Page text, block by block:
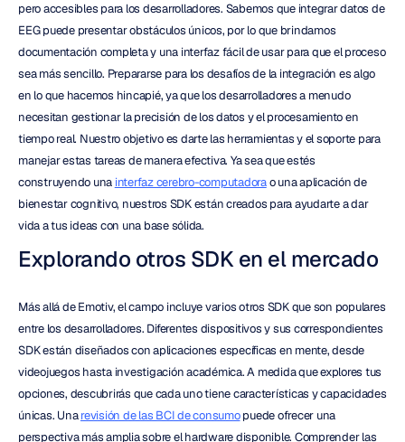
pero accesibles para los desarrolladores. Sabemos que integrar datos de
EEG puede presentar obstáculos únicos, por lo que brindamos
documentación completa y una interfaz fácil de usar para que el proceso
sea más sencillo. Prepararse para los desafíos de la integración es algo
en lo que hacemos hincapié, ya que los desarrolladores a menudo
necesitan gestionar la precisión de los datos y el procesamiento en
tiempo real. Nuestro objetivo es darte las herramientas y el soporte para
manejar estas tareas de manera efectiva. Ya sea que estés
construyendo una interfaz cerebro-computadora o una aplicación de
bienestar cognitivo, nuestros SDK están creados para ayudarte a dar
vida a tus ideas con una base sólida.
Explorando otros SDK en el mercado
Más allá de Emotiv, el campo incluye varios otros SDK que son populares
entre los desarrolladores. Diferentes dispositivos y sus correspondientes
SDK están diseñados con aplicaciones específicas en mente, desde
videojuegos hasta investigación académica. A medida que explores tus
opciones, descubrirás que cada uno tiene características y capacidades
únicas. Una revisión de las BCI de consumo puede ofrecer una
perspectiva más amplia sobre el hardware disponible. Comprender las